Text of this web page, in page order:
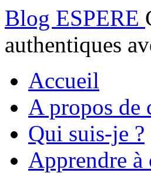
Blog ESPERE
authentiques
Accueil
A propos de
Qui suis-je ?
Apprendre